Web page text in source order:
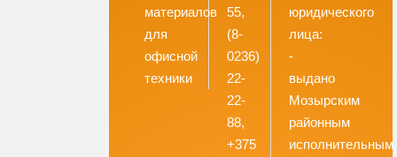
материалов
для
офисной
техники
55,
(8-
0236)
22-
22-
88,
+375
юридического
лица:
-
выдано
Мозырским
районным
исполнительным